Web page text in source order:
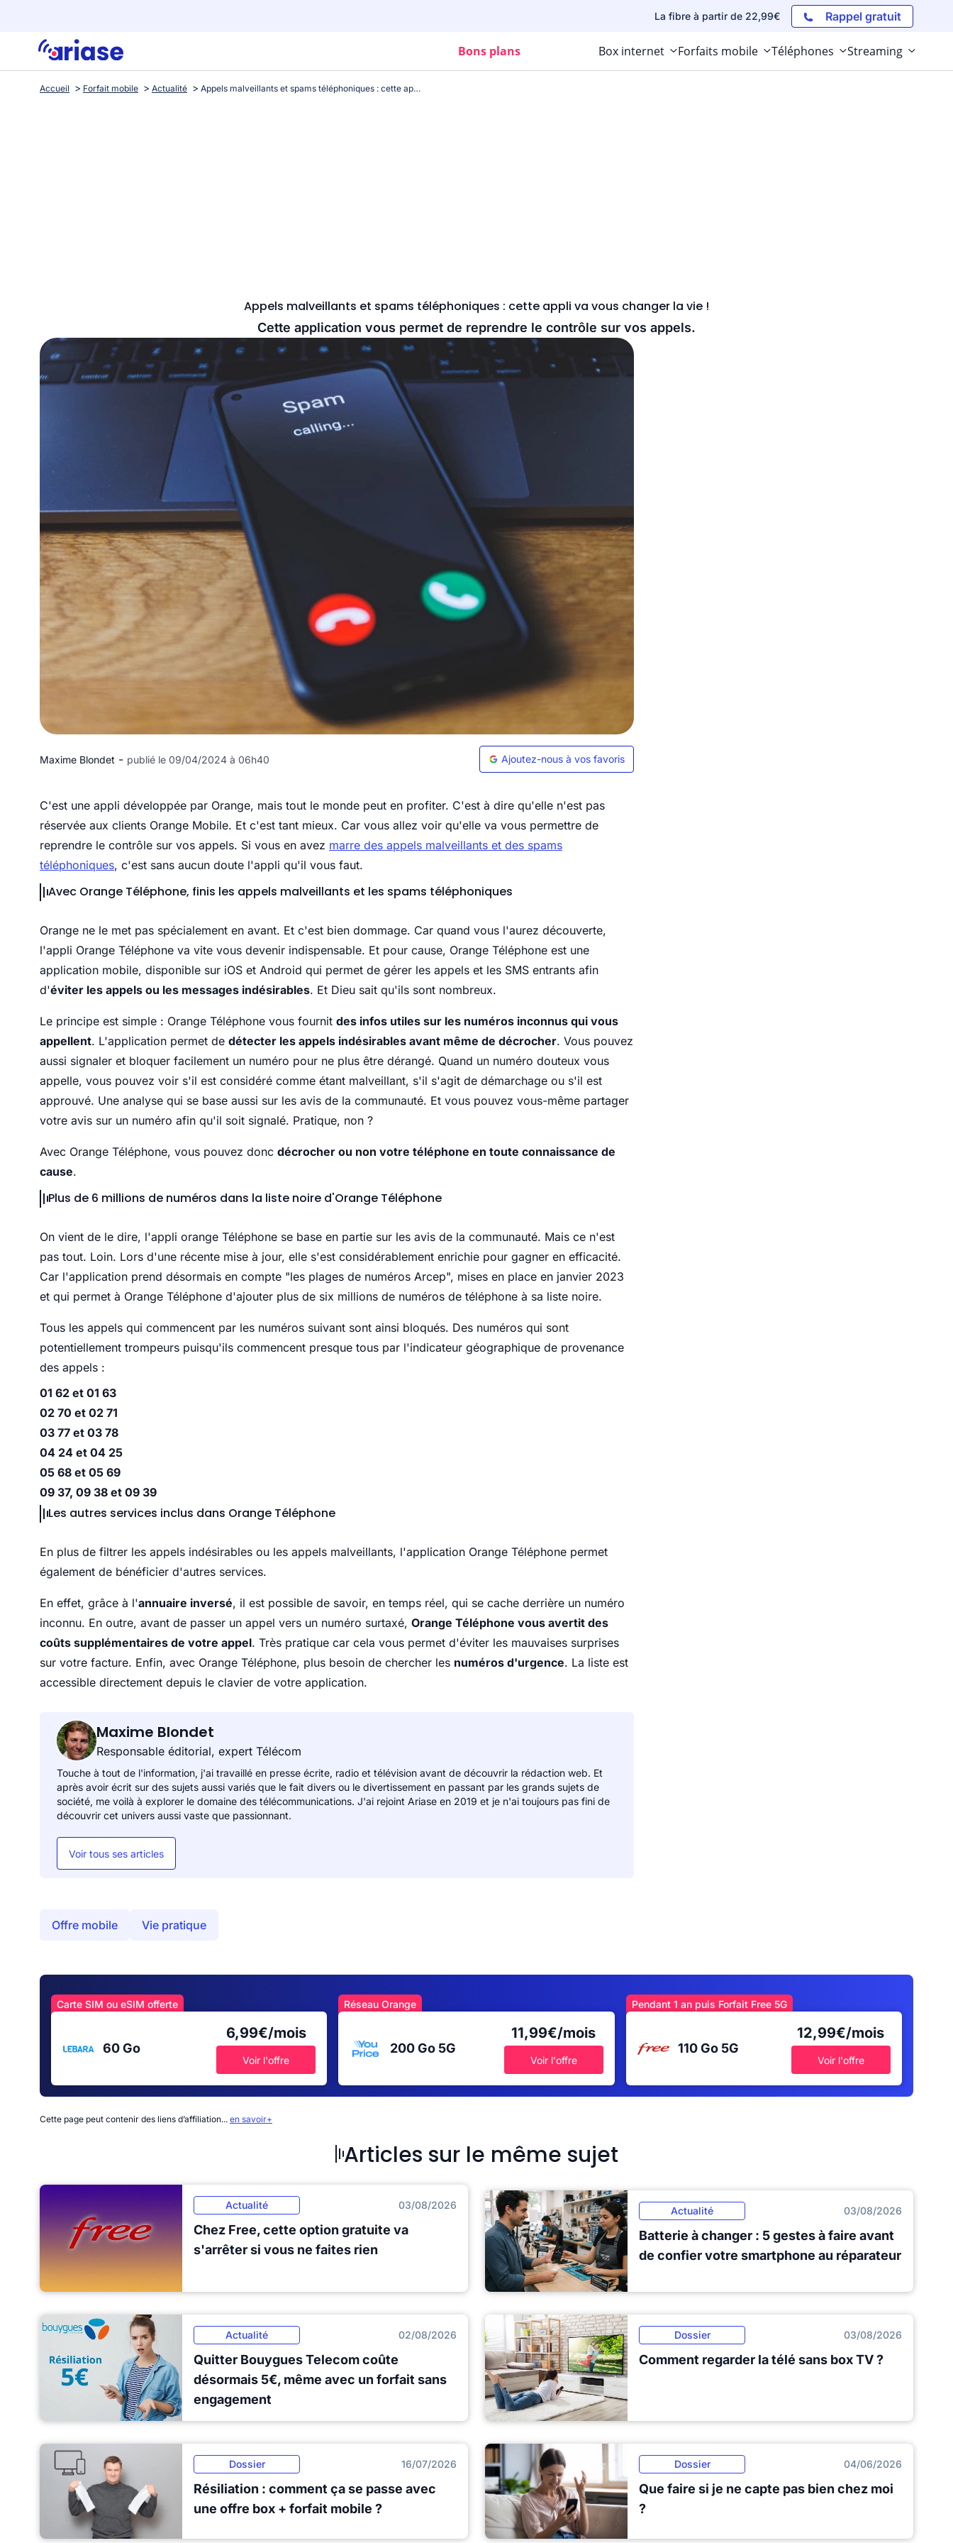
La fibre à partir de 22,99€ Rappel gratuit
Bons plans Box internet Forfaits mobile Téléphones Streaming
Accueil Forfait mobile Actualité Appels malveillants et spams téléphoniques : cette appli va vous changer la vie !
Appels malveillants et spams téléphoniques : cette appli va vous changer la vie !
Cette application vous permet de reprendre le contrôle sur vos appels.
Maxime Blondet - publié le 09/04/2024 à 06h40 Ajoutez-nous à vos favoris
C'est une appli développée par Orange, mais tout le monde peut en profiter. C'est à dire qu'elle n'est pas
réservée aux clients Orange Mobile. Et c'est tant mieux. Car vous allez voir qu'elle va vous permettre de
reprendre le contrôle sur vos appels. Si vous en avez marre des appels malveillants et des spams
téléphoniques, c'est sans aucun doute l'appli qu'il vous faut.
Avec Orange Téléphone, finis les appels malveillants et les spams téléphoniques
Orange ne le met pas spécialement en avant. Et c'est bien dommage. Car quand vous l'aurez découverte,
l'appli Orange Téléphone va vite vous devenir indispensable. Et pour cause, Orange Téléphone est une
application mobile, disponible sur iOS et Android qui permet de gérer les appels et les SMS entrants afin
d'éviter les appels ou les messages indésirables. Et Dieu sait qu'ils sont nombreux.
Le principe est simple : Orange Téléphone vous fournit des infos utiles sur les numéros inconnus qui vous
appellent. L'application permet de détecter les appels indésirables avant même de décrocher. Vous pouvez
aussi signaler et bloquer facilement un numéro pour ne plus être dérangé. Quand un numéro douteux vous
appelle, vous pouvez voir s'il est considéré comme étant malveillant, s'il s'agit de démarchage ou s'il est
approuvé. Une analyse qui se base aussi sur les avis de la communauté. Et vous pouvez vous-même partager
votre avis sur un numéro afin qu'il soit signalé. Pratique, non ?
Avec Orange Téléphone, vous pouvez donc décrocher ou non votre téléphone en toute connaissance de
cause.
Plus de 6 millions de numéros dans la liste noire d'Orange Téléphone
On vient de le dire, l'appli orange Téléphone se base en partie sur les avis de la communauté. Mais ce n'est
pas tout. Loin. Lors d'une récente mise à jour, elle s'est considérablement enrichie pour gagner en efficacité.
Car l'application prend désormais en compte "les plages de numéros Arcep", mises en place en janvier 2023
et qui permet à Orange Téléphone d'ajouter plus de six millions de numéros de téléphone à sa liste noire.
Tous les appels qui commencent par les numéros suivant sont ainsi bloqués. Des numéros qui sont
potentiellement trompeurs puisqu'ils commencent presque tous par l'indicateur géographique de provenance
des appels :
01 62 et 01 63
02 70 et 02 71
03 77 et 03 78
04 24 et 04 25
05 68 et 05 69
09 37, 09 38 et 09 39
Les autres services inclus dans Orange Téléphone
En plus de filtrer les appels indésirables ou les appels malveillants, l'application Orange Téléphone permet
également de bénéficier d'autres services.
En effet, grâce à l'annuaire inversé, il est possible de savoir, en temps réel, qui se cache derrière un numéro
inconnu. En outre, avant de passer un appel vers un numéro surtaxé, Orange Téléphone vous avertit des
coûts supplémentaires de votre appel. Très pratique car cela vous permet d'éviter les mauvaises surprises
sur votre facture. Enfin, avec Orange Téléphone, plus besoin de chercher les numéros d'urgence. La liste est
accessible directement depuis le clavier de votre application.
Maxime Blondet
Responsable éditorial, expert Télécom
Touche à tout de l'information, j'ai travaillé en presse écrite, radio et télévision avant de découvrir la rédaction web. Et
après avoir écrit sur des sujets aussi variés que le fait divers ou le divertissement en passant par les grands sujets de
société, me voilà à explorer le domaine des télécommunications. J'ai rejoint Ariase en 2019 et je n'ai toujours pas fini de
découvrir cet univers aussi vaste que passionnant.
Voir tous ses articles
Offre mobile Vie pratique
Carte SIM ou eSIM offerte
60 Go
6,99€/mois
Voir l'offre
Réseau Orange
200 Go 5G
11,99€/mois
Voir l'offre
Pendant 1 an puis Forfait Free 5G
110 Go 5G
12,99€/mois
Voir l'offre
Cette page peut contenir des liens d’affiliation... en savoir+
Articles sur le même sujet
Actualité 03/08/2026
Chez Free, cette option gratuite va
s'arrêter si vous ne faites rien
Actualité 03/08/2026
Batterie à changer : 5 gestes à faire avant
de confier votre smartphone au réparateur
Actualité 02/08/2026
Quitter Bouygues Telecom coûte
désormais 5€, même avec un forfait sans
engagement
Dossier 03/08/2026
Comment regarder la télé sans box TV ?
Dossier 16/07/2026
Résiliation : comment ça se passe avec
une offre box + forfait mobile ?
Dossier 04/06/2026
Que faire si je ne capte pas bien chez moi
?